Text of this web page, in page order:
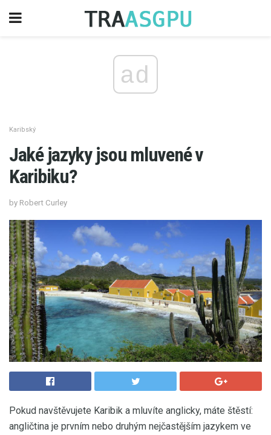
ad
Karibský
Jaké jazyky jsou mluvené v
Karibiku?
by Robert Curley
Pokud navštěvujete Karibik a mluvíte anglicky, máte štěstí:
angličtina je prvním nebo druhým nejčastějším jazykem ve